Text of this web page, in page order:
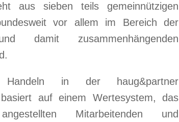
aus sieben teils gemeinnützigen
vor allem im Bereich der
damit zusammenhängenden
Handeln in der haug&partner
basiert auf einem Wertesystem, das
Mitarbeitenden und